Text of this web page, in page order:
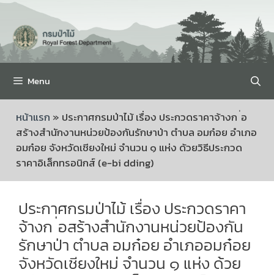
Menu
หน้าแรก » ประกาศกรมป่าไม้ เรื่อง ประกวดราคาจ้างก ่อ
สร้างสำนักงานหน่วยป้องกันรักษาป่า ตำบล อมก๋อย อำเภอ
อมก๋อย จังหวัดเชียงใหม่ จำนวน ๑ แห่ง ด้วยวิธีประกวด
ราคาอิเล็กทรอนิกส์ (e-bi dding)
ประกาศกรมป่าไม้ เรื่อง ประกวดราคา
จ้างก ่อสร้างสำนักงานหน่วยป้องกัน
รักษาป่า ตำบล อมก๋อย อำเภออมก๋อย
จังหวัดเชียงใหม่ จำนวน ๑ แห่ง ด้วย